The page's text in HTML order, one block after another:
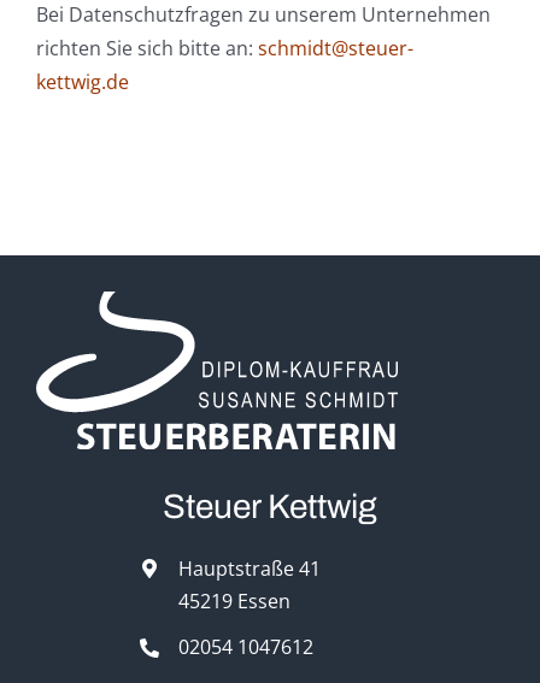
Bei Datenschutzfragen zu unserem Unternehmen
richten Sie sich bitte an: schmidt@steuer-
kettwig.de
Steuer Kettwig
Hauptstraße 41
45219 Essen
02054 1047612